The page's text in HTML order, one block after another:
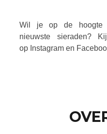
Wil je op de hoogte
nieuwste sieraden?
op Instagram en